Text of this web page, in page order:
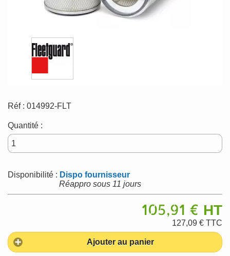
Réf : 014992-FLT
Quantité :
Disponibilité : Dispo fournisseur
Réappro sous 11 jours
105,91 € HT
127,09 € TTC
Ajouter au panier